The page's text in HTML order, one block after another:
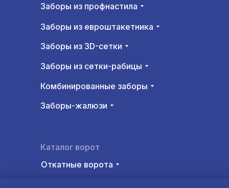
Каталог ворот
Заборы из профнастила
Заборы из евроштакетника
Заборы из 3D-сетки
Заборы из сетки-рабицы
Комбинированные заборы
Заборы-жалюзи
Откатные ворота